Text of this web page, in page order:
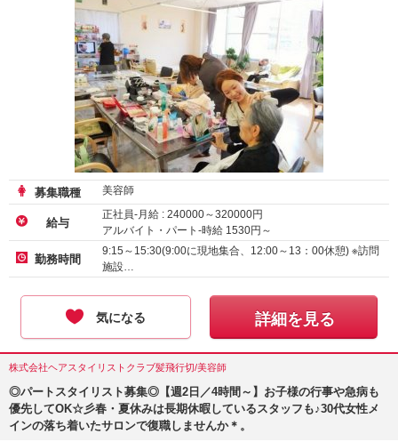
募集職種 美容師
給与
正社員-月給 : 240000～320000円
アルバイト・パート-時給 1530円～
アルバイト・パート-時給 :1226 ～1600円
勤務時間
9:15～15:30(9:00に現地集合、12:00～13：00休憩) ※訪問
施設…
気になる 詳細を見る
株式会社ヘアスタイリストクラブ髪飛行切/美容師
◎パートスタイリスト募集◎【週2日／4時間～】お子様の行事や急病も
優先してOK☆彡春・夏休みは長期休暇しているスタッフも♪30代女性メ
インの落ち着いたサロンで復職しませんか＊。